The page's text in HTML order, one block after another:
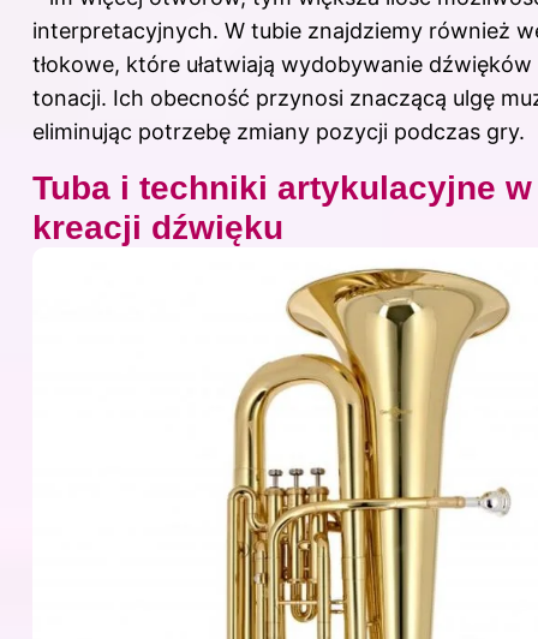
interpretacyjnych. W tubie znajdziemy również
tłokowe, które ułatwiają wydobywanie
tonacji. Ich obecność przynosi znaczącą ulgę
eliminując potrzebę zmiany pozycji podczas gry.
Tuba i techniki artykulacyjne w
kreacji dźwięku